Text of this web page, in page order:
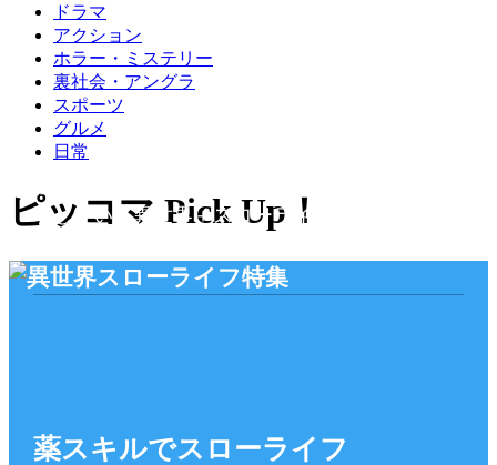
ドラマ
アクション
ホラー・ミステリー
裏社会・アングラ
スポーツ
グルメ
日常
ピッコマ Pick Up！
現している異世界＋スローライフな作品をご紹
薬スキルでスローライフ